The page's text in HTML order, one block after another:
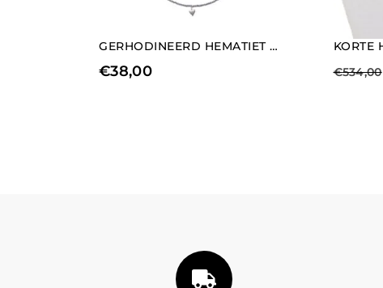
GERHODINEERD HEMATIET COLLIER MET LANGE HARTBEDELS
€38,00
€534,00